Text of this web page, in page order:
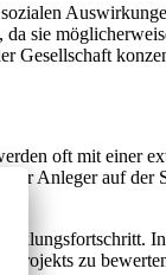
sie
oft mit einer
Anleger auf der
zu